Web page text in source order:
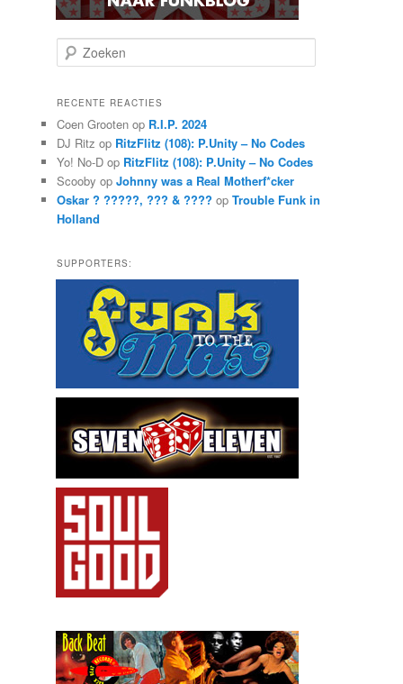
o
k
n
RECENTE REACTIES
Coen Grootenop R.I.P. 2024
DJ Ritz op RitzFlitz (108): P.Unity – No Codes
Yo! No-Dop RitzFlitz (108): P.Unity – No Codes
Scooby op Johnny was a Real Motherf*cker
Oskar ? ?????, ??? & ???? op Trouble Funk in
Holland
SUPPORTERS: